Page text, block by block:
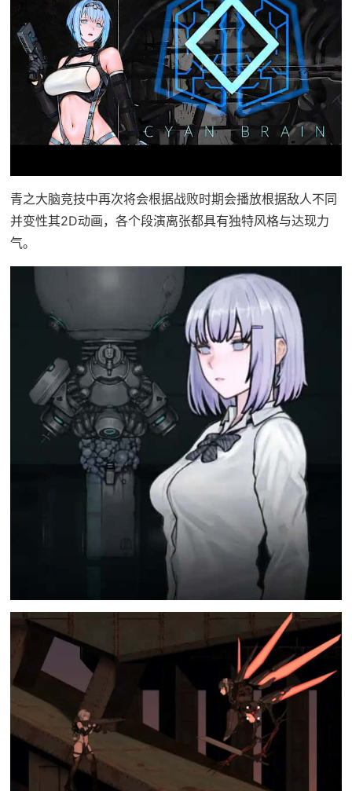
青之大脑竞技中再次将会根据战败时期会播放根据敌人不同
并变性其2D动画，各个段演离张都具有独特风格与达现力
气。